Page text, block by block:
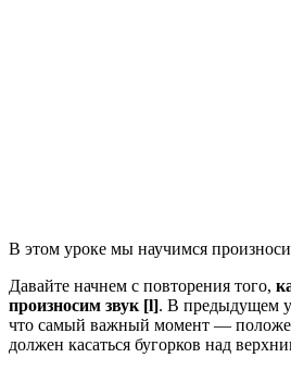
В этом уроке мы научимся
Давайте начнем с повторения того,
произносим звук [l]. В предыдущем
что самый важный момент —
должен касаться бугорков над